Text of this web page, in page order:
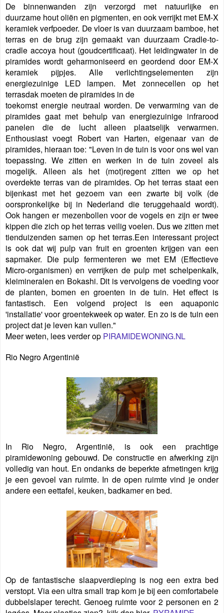
De binnenwanden zijn verzorgd met natuurlijke en
duurzame hout oliën en pigmenten, en ook verrijkt met EM-X
keramiek verfpoeder. De vloer is van duurzaam bamboe, het
terras en de brug zijn gemaakt van duurzaam Cradle-to-
cradle accoya hout (goudcertificaat). Het leidingwater in de
piramides wordt geharmoniseerd en geordend door EM-X
keramiek pijpjes. Alle verlichtingselementen zijn
energiezuinige LED lampen. Met zonnecellen op het
terrasdak moeten de piramides in de
toekomst energie neutraal worden. De verwarming van de
piramides gaat met behulp van energiezuinige infrarood
panelen die de lucht alleen plaatselijk verwarmen.
Enthousiast voegt Robert van Harten, eigenaar van de
piramides, hieraan toe: "Leven in de tuin is voor ons wel van
toepassing. We zitten en werken in de tuin zoveel als
mogelijk. Alleen als het (mot)regent zitten we op het
overdekte terras van de piramides. Op het terras staat een
bijenkast met het gezoem van een zwarte bij volk (de
oorspronkelijke bij in Nederland die teruggehaald wordt).
Ook hangen er mezenbollen voor de vogels en zijn er twee
kippen die zich op het terras veilig voelen. Dus we zitten met
tienduizenden samen op het terras.Een interessant project
is ook dat wij pulp van fruit en groenten krijgen van een
sapmaker. Die pulp fermenteren we met EM (Effectieve
Micro-organismen) en verrijken de pulp met schelpenkalk,
kleimineralen en Bokashi. Dit is vervolgens de voeding voor
de planten, bomen en groenten in de tuin. Het effect is
fantastisch. Een volgend project is een aquaponic
'installatie' voor groentekweek op water. En zo is de tuin een
project dat je leven kan vullen."
Meer weten, lees verder op PIRAMIDEWONING.NL
Rio Negro Argentinië
In Rio Negro, Argentinië, is ook een prachtige
piramidewoning gebouwd. De constructie en afwerking zijn
volledig van hout. En ondanks de beperkte afmetingen krijg
je een gevoel van ruimte. In de open ruimte vind je onder
andere een eettafel, keuken, badkamer en bed.
Op de fantastische slaapverdieping is nog een extra bed
verstopt. Via een ultra small trap kom je bij een comfortabele
dubbelslaper terecht. Genoeg ruimte voor 2 personen en 2